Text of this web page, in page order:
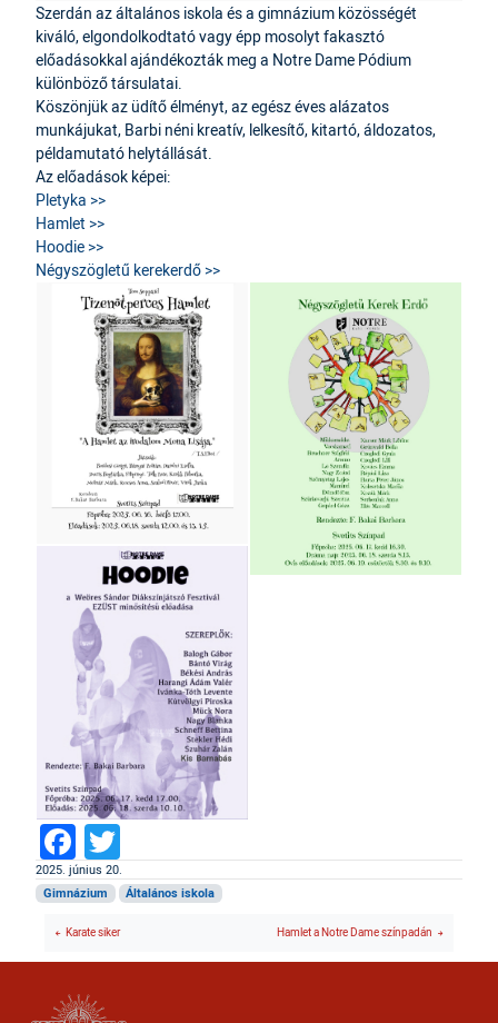
Szerdán az általános iskola és a gimnázium közösségét
kiváló, elgondolkodtató vagy épp mosolyt fakasztó
előadásokkal ajándékozták meg a Notre Dame Pódium
különböző társulatai.
Köszönjük az üdítő élményt, az egész éves alázatos
munkájukat, Barbi néni kreatív, lelkesítő, kitartó, áldozatos,
példamutató helytállását.
Az előadások képei:
Pletyka >>
Hamlet >>
Hoodie >>
Négyszögletű kerekerdő >>
Facebook
2025. június 20.
Gimnázium Általános iskola
Karate siker Hamlet a Notre Dame színpadán